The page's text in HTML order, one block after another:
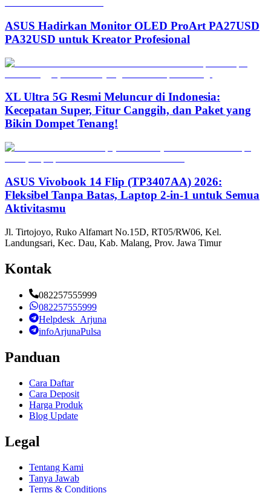
ASUS Hadirkan Monitor OLED ProArt PA27USD
PA32USD untuk Kreator Profesional
XL Ultra 5G Resmi Meluncur di Indonesia:
Kecepatan Super, Fitur Canggih, dan Paket yang
Bikin Dompet Tenang!
ASUS Vivobook 14 Flip (TP3407AA) 2026:
Fleksibel Tanpa Batas, Laptop 2-in-1 untuk Semua
Aktivitasmu
Jl. Tirtojoyo, Ruko Alfamart No.15D, RT05/RW06, Kel.
Landungsari, Kec. Dau, Kab. Malang, Prov. Jawa Timur
Kontak
082257555999
082257555999
Helpdesk_Arjuna
infoArjunaPulsa
Panduan
Cara Daftar
Cara Deposit
Harga Produk
Blog Update
Legal
Tentang Kami
Tanya Jawab
Terms & Conditions